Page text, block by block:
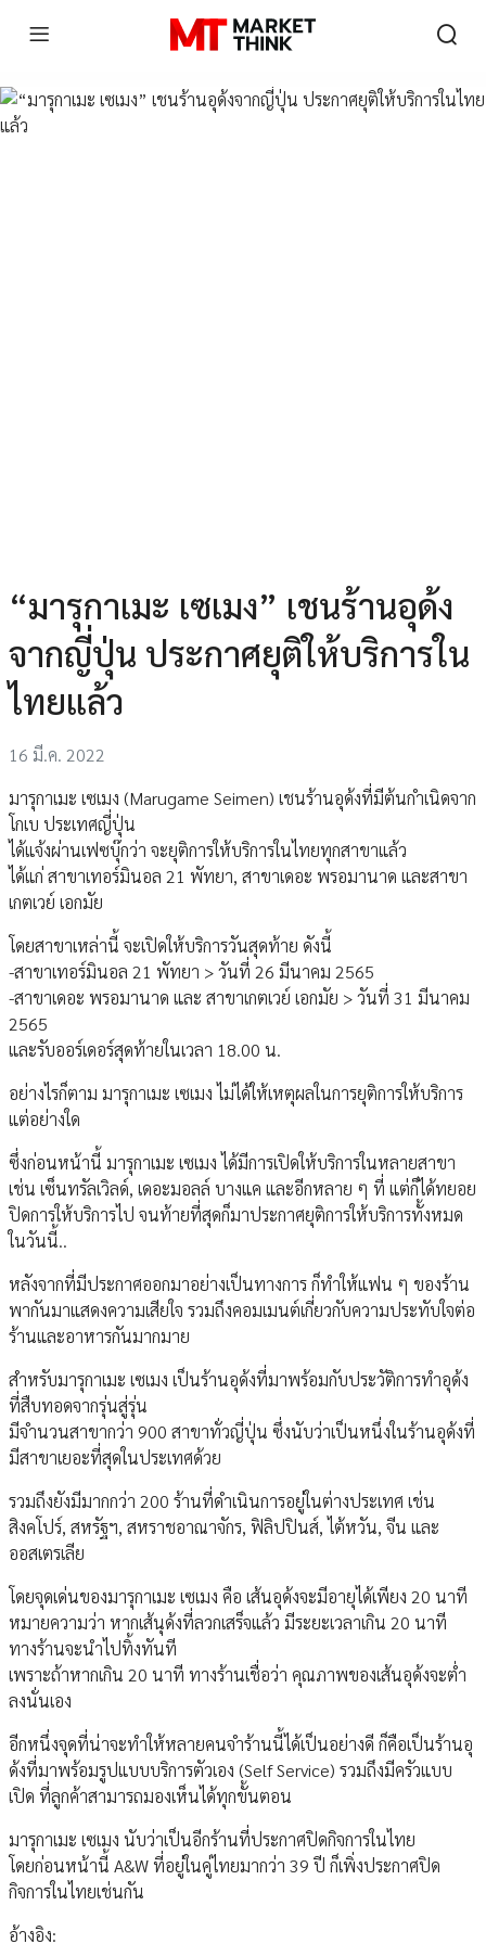
“มารุกาเมะ เซเมง” เชนร้านอุด้ง
จากญี่ปุ่น ประกาศยุติให้บริการใน
ไทยแล้ว
16 มี.ค. 2022
มารุกาเมะ เซเมง (Marugame Seimen) เชนร้านอุด้งที่มีต้นกำเนิดจาก
โกเบ ประเทศญี่ปุ่น
ได้แจ้งผ่านเฟซบุ๊กว่า จะยุติการให้บริการในไทยทุกสาขาแล้ว
ได้แก่ สาขาเทอร์มินอล 21 พัทยา, สาขาเดอะ พรอมานาด และสาขา
เกตเวย์ เอกมัย
โดยสาขาเหล่านี้ จะเปิดให้บริการวันสุดท้าย ดังนี้
-สาขาเทอร์มินอล 21 พัทยา > วันที่ 26 มีนาคม 2565
-สาขาเดอะ พรอมานาด และ สาขาเกตเวย์ เอกมัย > วันที่ 31 มีนาคม
2565
และรับออร์เดอร์สุดท้ายในเวลา 18.00 น.
อย่างไรก็ตาม มารุกาเมะ เซเมง ไม่ได้ให้เหตุผลในการยุติการให้บริการ
แต่อย่างใด
ซึ่งก่อนหน้านี้ มารุกาเมะ เซเมง ได้มีการเปิดให้บริการในหลายสาขา
เช่น เซ็นทรัลเวิลด์, เดอะมอลล์ บางแค และอีกหลาย ๆ ที่ แต่ก็ได้ทยอย
ปิดการให้บริการไป จนท้ายที่สุดก็มาประกาศยุติการให้บริการทั้งหมด
ในวันนี้..
หลังจากที่มีประกาศออกมาอย่างเป็นทางการ ก็ทำให้แฟน ๆ ของร้าน
พากันมาแสดงความเสียใจ รวมถึงคอมเมนต์เกี่ยวกับความประทับใจต่อ
ร้านและอาหารกันมากมาย
สำหรับมารุกาเมะ เซเมง เป็นร้านอุด้งที่มาพร้อมกับประวัติการทำอุด้ง
ที่สืบทอดจากรุ่นสู่รุ่น
มีจำนวนสาขากว่า 900 สาขาทั่วญี่ปุ่น ซึ่งนับว่าเป็นหนึ่งในร้านอุด้งที่
มีสาขาเยอะที่สุดในประเทศด้วย
รวมถึงยังมีมากกว่า 200 ร้านที่ดำเนินการอยู่ในต่างประเทศ เช่น
สิงคโปร์, สหรัฐฯ, สหราชอาณาจักร, ฟิลิปปินส์, ไต้หวัน, จีน และ
ออสเตรเลีย
โดยจุดเด่นของมารุกาเมะ เซเมง คือ เส้นอุด้งจะมีอายุได้เพียง 20 นาที
หมายความว่า หากเส้นุด้งที่ลวกเสร็จแล้ว มีระยะเวลาเกิน 20 นาที
ทางร้านจะนำไปทิ้งทันที
เพราะถ้าหากเกิน 20 นาที ทางร้านเชื่อว่า คุณภาพของเส้นอุด้งจะต่ำ
ลงนั่นเอง
อีกหนึ่งจุดที่น่าจะทำให้หลายคนจำร้านนี้ได้เป็นอย่างดี ก็คือเป็นร้านอุ
ด้งที่มาพร้อมรูปแบบบริการตัวเอง (Self Service) รวมถึงมีครัวแบบ
เปิด ที่ลูกค้าสามารถมองเห็นได้ทุกขั้นตอน
มารุกาเมะ เซเมง นับว่าเป็นอีกร้านที่ประกาศปิดกิจการในไทย
โดยก่อนหน้านี้ A&W ที่อยู่ในคู่ไทยมากว่า 39 ปี ก็เพิ่งประกาศปิด
กิจการในไทยเช่นกัน
อ้างอิง: